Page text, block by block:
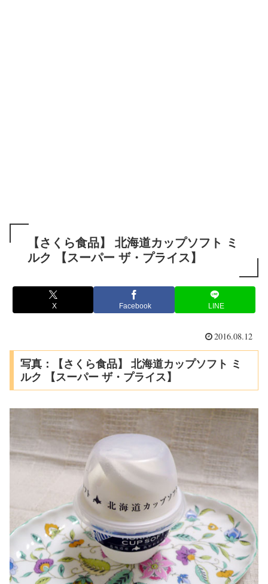
【さくら食品】 北海道カップソフト ミ
ルク 【スーパー ザ・プライス】
X Facebook LINE
2016.08.12
写真：【さくら食品】 北海道カップソフト ミ
ルク 【スーパー ザ・プライス】